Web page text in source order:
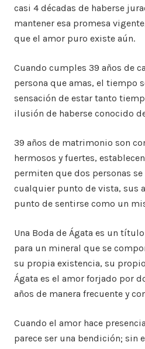
casi 4 décadas de haberse
mantener esa promesa
que el amor puro existe aún.
Cuando cumples 39 años de
persona que amas, el tiempo
sensación de estar tanto
ilusión de haberse conocido
39 años de matrimonio son
hermosos y fuertes,
permiten que dos personas se
cualquier punto de vista, sus
punto de sentirse como un
Una Boda de Ágata es un
para un mineral que se
su propia existencia, su
Ágata es el amor forjado por
años de manera frecuente y
Cuando el amor hace
parece ser una bendición; sin